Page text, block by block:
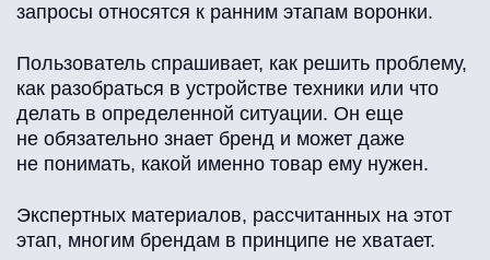
запросы относятся к ранним этапам воронки.
Пользователь спрашивает, как решить проблему,
как разобраться в устройстве техники или что
делать в определенной ситуации. Он еще
не обязательно знает бренд и может даже
не понимать, какой именно товар ему нужен.
Экспертных материалов, рассчитанных на этот
этап, многим брендам в принципе не хватает.